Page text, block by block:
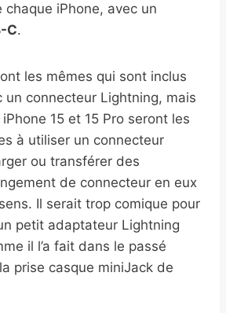
iPhone, avec un
C.
les mêmes qui sont inclus
un connecteur Lightning, mais
15 et 15 Pro seront les
à utiliser un connecteur
ou transférer des
de connecteur en eux
Il serait trop comique pour
petit adaptateur Lightning
il l’a fait dans le passé
prise casque miniJack de